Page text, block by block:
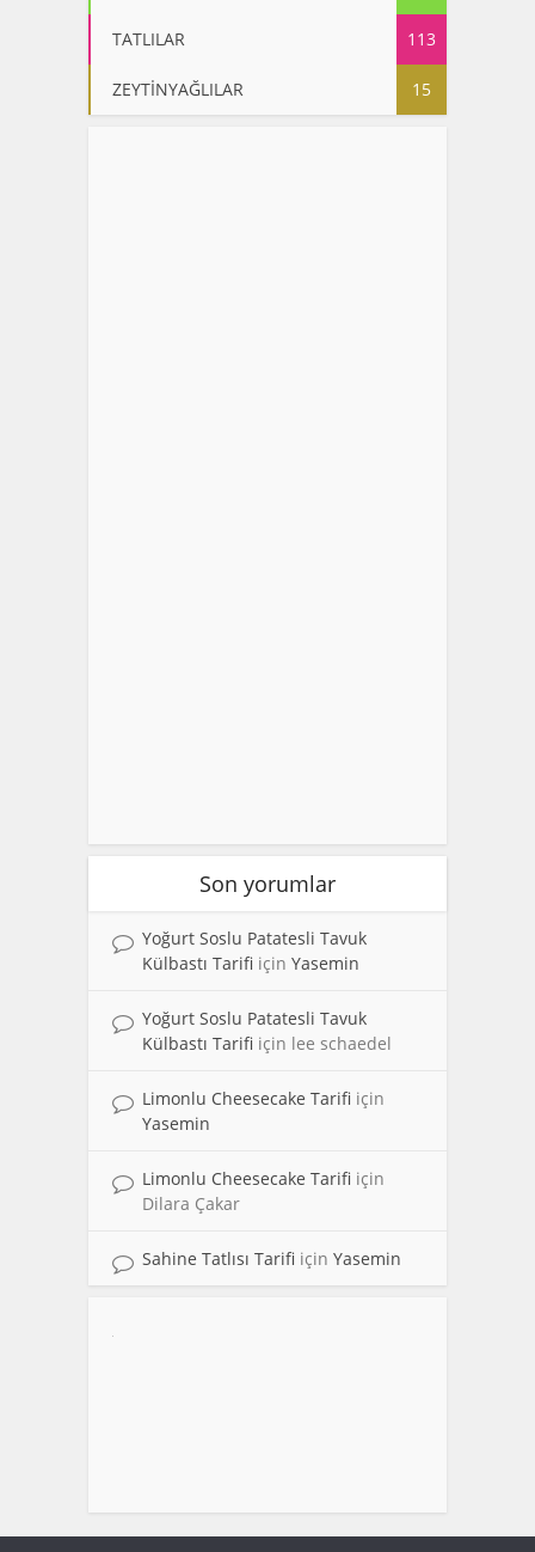
TATLILAR 113
ZEYTİNYAĞLILAR 15
Son yorumlar
Yoğurt Soslu Patatesli Tavuk
Külbastı Tarifi için Yasemin
Yoğurt Soslu Patatesli Tavuk
Külbastı Tarifi için lee schaedel
Limonlu Cheesecake Tarifi için
Yasemin
Limonlu Cheesecake Tarifi için
Dilara Çakar
Sahine Tatlısı Tarifi için Yasemin